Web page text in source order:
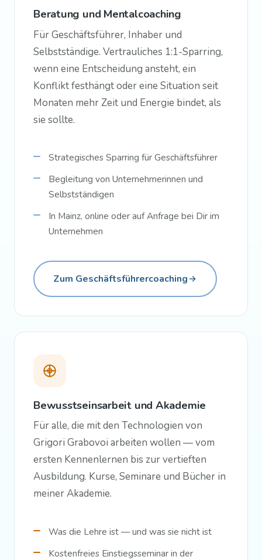
Beratung und Mentalcoaching
Für Geschäftsführer, Inhaber und
Selbstständige. Vertrauliches 1:1-Sparring,
wenn eine Entscheidung ansteht, ein
Konflikt festhängt oder eine Situation seit
Monaten mehr Zeit und Energie bindet, als
sie sollte.
Strategisches Sparring für Geschäftsführer
Begleitung von Unternehmerinnen und
Selbstständigen
In Mainz, online oder auf Anfrage bei Dir im
Unternehmen
Zum Geschäftsführercoaching
Bewusstseinsarbeit und Akademie
Für alle, die mit den Technologien von
Grigori Grabovoi arbeiten wollen — vom
ersten Kennenlernen bis zur vertieften
Ausbildung. Kurse, Seminare und Bücher in
meiner Akademie.
Was die Lehre ist — und was sie nicht ist
Kostenfreies Einstiegsseminar in der